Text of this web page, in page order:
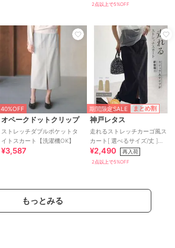
2点以上で5%OFF
40%OFF
オペークドットクリップ
ストレッチダブルポケットタ
イトスカート【洗濯機OK】
¥3,587
期間限定SALE まとめ割
神戸レタス
走れるストレッチカーゴ風ス
カート[ 選べるサイズ/丈 ]
[M4077]
¥2,490 再入荷
2点以上で5%OFF
もっとみる